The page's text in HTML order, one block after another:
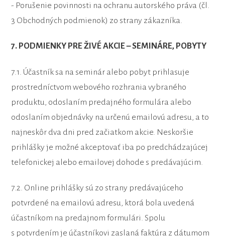
- Porušenie povinnosti na ochranu autorského práva (čl.
3 Obchodných podmienok) zo strany zákazníka.
7. PODMIENKY PRE ŽIVÉ AKCIE – SEMINÁRE, POBYTY
7.1. Účastník sa na seminár alebo pobyt prihlasuje
prostredníctvom webového rozhrania vybraného
produktu, odoslaním predajného formulára alebo
odoslaním objednávky na určenú emailovú adresu, a to
najneskôr dva dni pred začiatkom akcie. Neskoršie
prihlášky je možné akceptovať iba po predchádzajúcej
telefonickej alebo emailovej dohode s predávajúcim.
7.2. Online prihlášky sú zo strany predávajúceho
potvrdené na emailovú adresu, ktorá bola uvedená
účastníkom na predajnom formulári. Spolu
s potvrdením je účastníkovi zaslaná faktúra z dátumom